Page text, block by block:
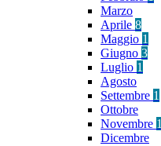
Marzo
Aprile 8
Maggio 1
Giugno 3
Luglio 1
Agosto
Settembre 1
Ottobre
Novembre 1
Dicembre